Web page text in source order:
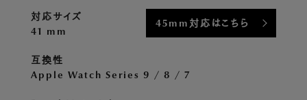
対応サイズ
41 mm
45mm対応はこちら
互換性
Apple Watch Series 9 / 8 / 7